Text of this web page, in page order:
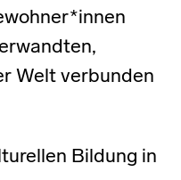
Welt verbunden
Bildung in